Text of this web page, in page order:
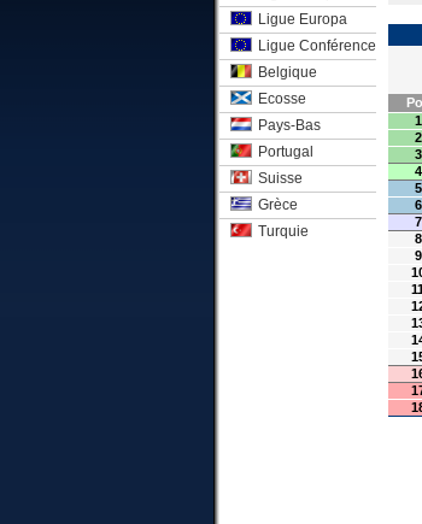
Ligue Europa
Ligue Conférence
Belgique
Ecosse
Pays-Bas
Portugal
Suisse
Grèce
Turquie
1
2
3
4
5
6
7
8
9